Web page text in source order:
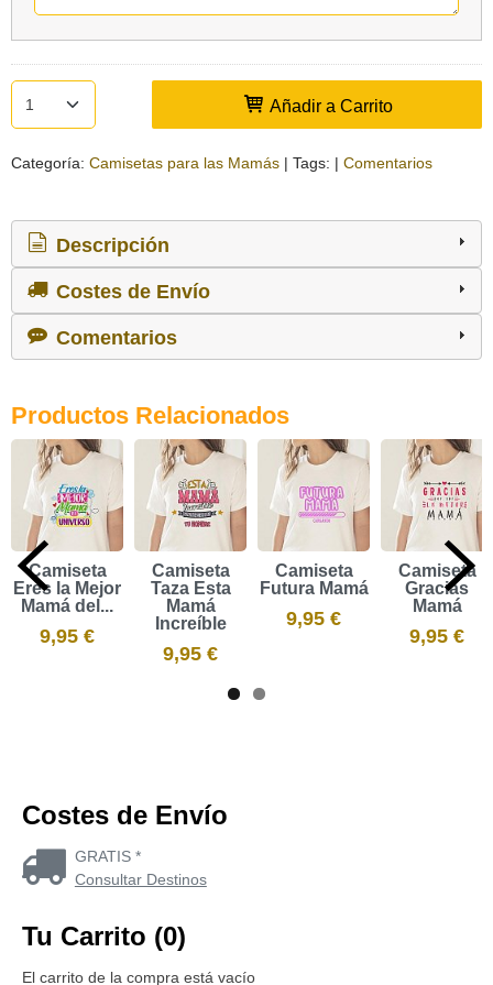
Añadir a Carrito
Categoría: Camisetas para las Mamás | Tags: | Comentarios
Descripción
Costes de Envío
Comentarios
Productos Relacionados
Camiseta
Eres la Mejor
Mamá del...
9,95 €
Camiseta
Taza Esta
Mamá
Increíble
9,95 €
Camiseta
Futura Mamá
9,95 €
Camiseta
Gracias
Mamá
9,95 €
Costes de Envío
GRATIS *
Consultar Destinos
Tu Carrito (0)
El carrito de la compra está vacío